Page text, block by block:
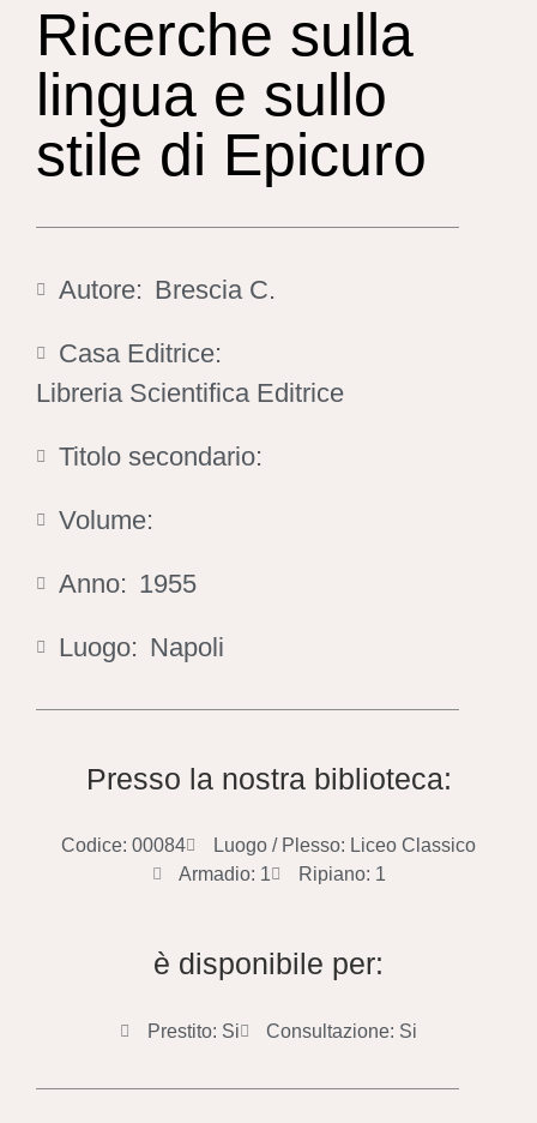
Ricerche sulla
lingua e sullo
stile di Epicuro
Autore: Brescia C.
Casa Editrice:
Libreria Scientifica Editrice
Titolo secondario:
Volume:
Anno: 1955
Luogo: Napoli
Presso la nostra biblioteca:
Codice: 00084
Luogo / Plesso: Liceo Classico
Armadio: 1
Ripiano: 1
è disponibile per:
Prestito: Si Consultazione: Si